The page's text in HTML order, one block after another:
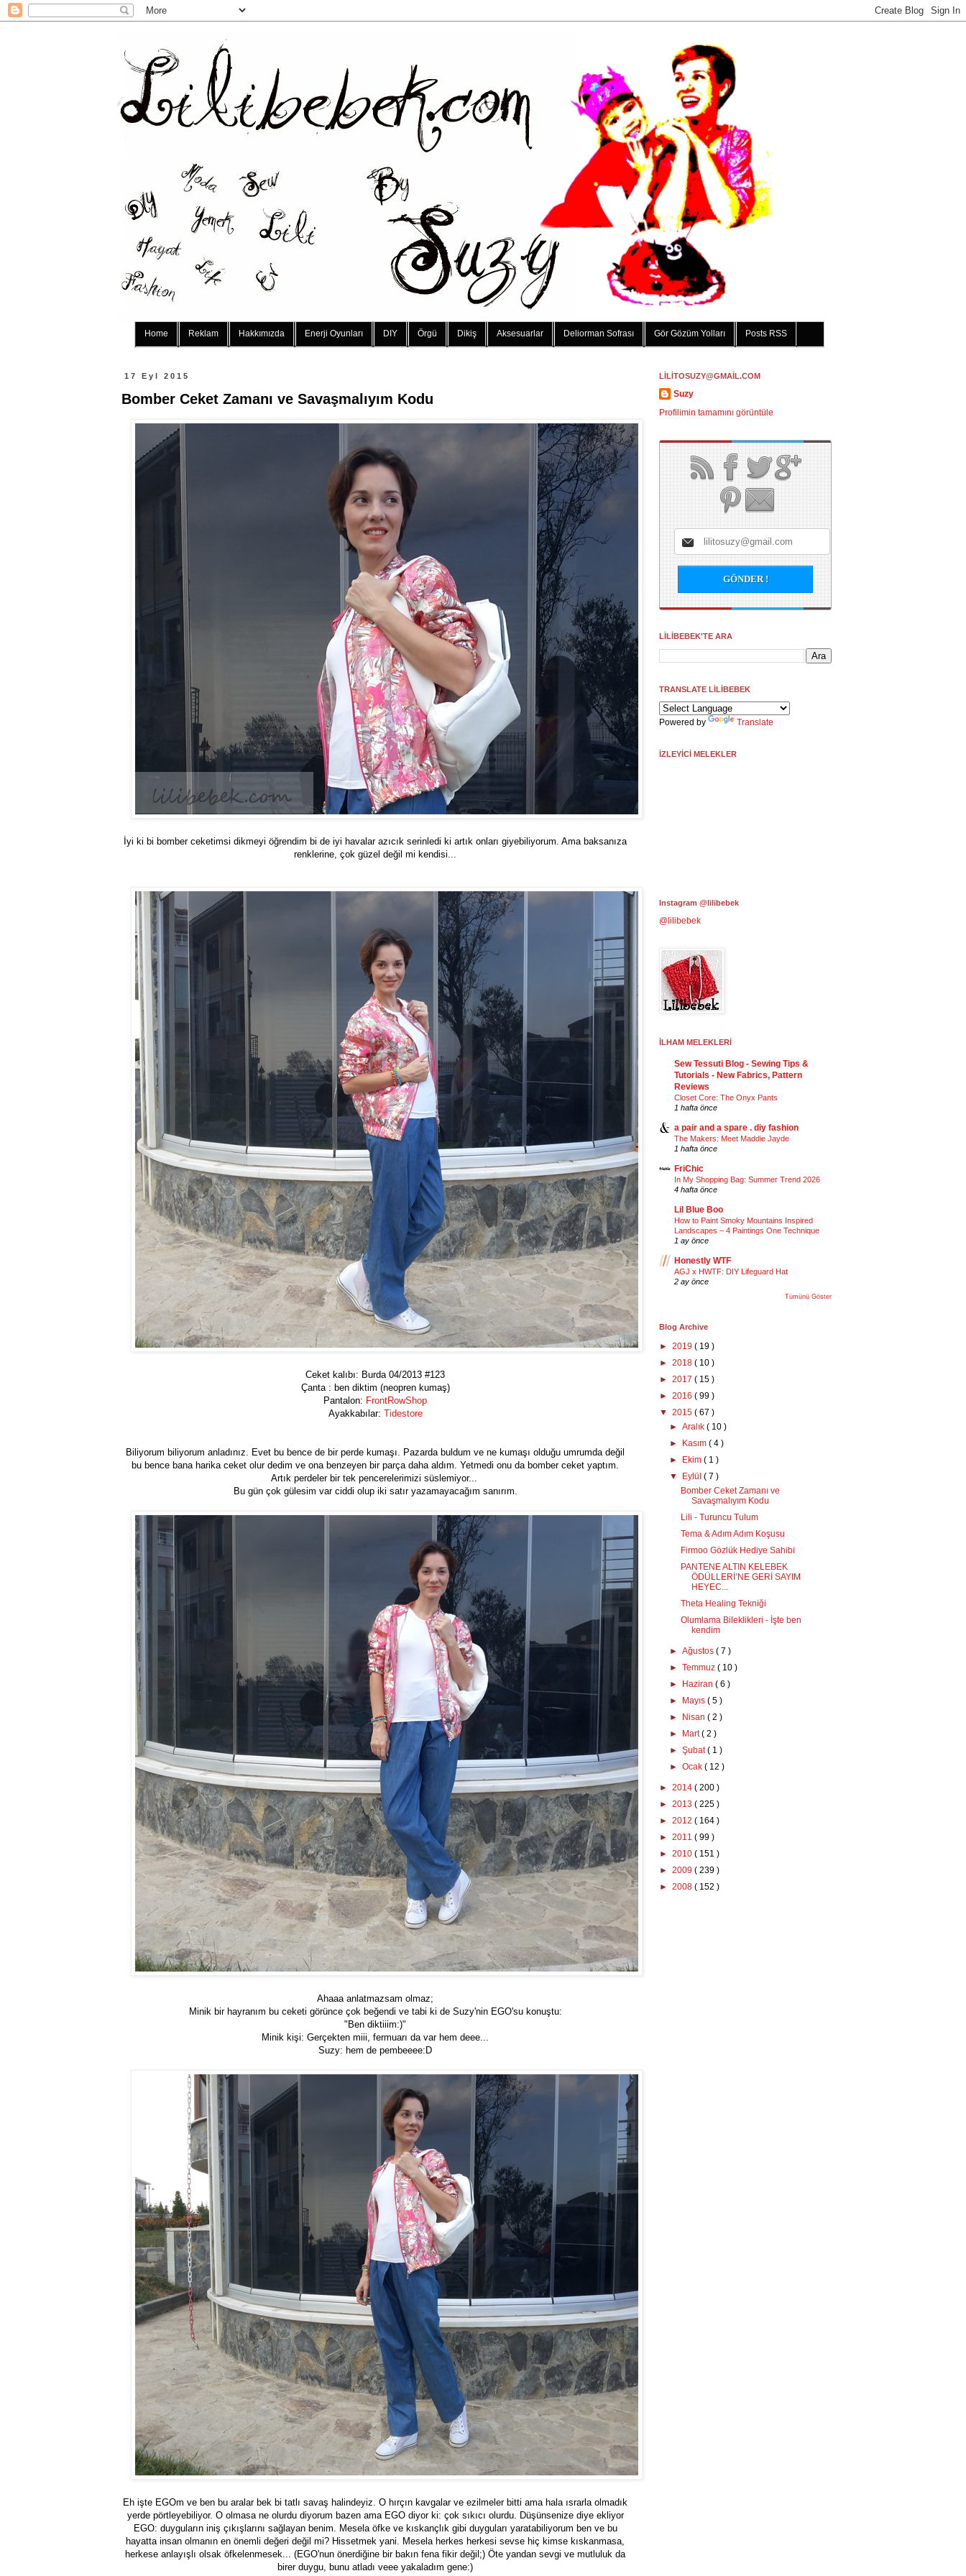
Home Reklam Hakkımızda Enerji Oyunları DIY Örgü Dikiş Aksesuarlar Deliorman Sofrası Gör Gözüm Yolları Posts RSS
17 Eyl 2015
Bomber Ceket Zamanı ve Savaşmalıyım Kodu
İyi ki bi bomber ceketimsi dikmeyi öğrendim bi de iyi havalar azıcık serinledi ki artık onları giyebiliyorum. Ama baksanıza
renklerine, çok güzel değil mi kendisi...
Ceket kalıbı: Burda 04/2013 #123
Çanta : ben diktim (neopren kumaş)
Pantalon: FrontRowShop
Ayakkabılar: Tidestore
Biliyorum biliyorum anladınız. Evet bu bence de bir perde kumaşı. Pazarda buldum ve ne kumaşı olduğu umrumda değil
bu bence bana harika ceket olur dedim ve ona benzeyen bir parça daha aldım. Yetmedi onu da bomber ceket yaptım.
Artık perdeler bir tek pencerelerimizi süslemiyor...
Bu gün çok gülesim var ciddi olup iki satır yazamayacağım sanırım.
Ahaaa anlatmazsam olmaz;
Minik bir hayranım bu ceketi görünce çok beğendi ve tabi ki de Suzy'nin EGO'su konuştu:
"Ben diktiiim:)"
Minik kişi: Gerçekten miii, fermuarı da var hem deee...
Suzy: hem de pembeeee:D
Eh işte EGOm ve ben bu aralar bek bi tatlı savaş halindeyiz. O hırçın kavgalar ve ezilmeler bitti ama hala ısrarla olmadık
yerde pörtleyebiliyor. O olmasa ne olurdu diyorum bazen ama EGO diyor ki: çok sıkıcı olurdu. Düşünsenize diye ekliyor
EGO: duyguların iniş çıkışlarını sağlayan benim. Mesela öfke ve kıskançlık gibi duyguları yaratabiliyorum ben ve bu
hayatta insan olmanın en önemli değeri değil mi? Hissetmek yani. Mesela herkes herkesi sevse hiç kimse kıskanmasa,
herkese anlayışlı olsak öfkelenmesek... (EGO'nun önerdiğine bir bakın fena fikir değil;) Öte yandan sevgi ve mutluluk da
birer duygu, bunu atladı veee yakaladım gene:)
LİLİTOSUZY@GMAİL.COM
Suzy
Profilimin tamamını görüntüle
LİLİBEBEK'TE ARA
TRANSLATE LİLİBEBEK
Powered by Translate
İZLEYİCİ MELEKLER
Instagram @lilibebek
@lilibebek
İLHAM MELEKLERİ
Sew Tessuti Blog - Sewing Tips &
Tutorials - New Fabrics, Pattern
Reviews
Closet Core: The Onyx Pants
1 hafta önce
a pair and a spare . diy fashion
The Makers: Meet Maddie Jayde
1 hafta önce
FriChic
In My Shopping Bag: Summer Trend 2026
4 hafta önce
Lil Blue Boo
How to Paint Smoky Mountains Inspired
Landscapes – 4 Paintings One Technique
1 ay önce
Honestly WTF
AGJ x HWTF: DIY Lifeguard Hat
2 ay önce
Tümünü Göster
Blog Archive
► 2019 ( 19 )
► 2018 ( 10 )
► 2017 ( 15 )
► 2016 ( 99 )
▼ 2015 ( 67 )
►Aralık( 10 )
►
Kasım( 4 )
►
Ekim( 1 )
▼
Eylül( 7 )
Bomber Ceket Zamanı ve
Savaşmalıyım Kodu
Lili - Turuncu Tulum
Tema & Adım Adım Koşusu
Firmoo Gözlük Hediye Sahibi
PANTENE ALTIN KELEBEK
ÖDÜLLERİ’NE GERİ SAYIM
HEYEC...
Theta Healing Tekniği
Olumlama Bileklikleri - İşte ben
kendim
►Ağustos( 7 )
►Temmuz( 10 )
►
Haziran( 6 )
►
Mayıs( 5 )
►
Nisan( 2 )
►
Mart( 2 )
►Şubat( 1 )
►Ocak( 12 )
► 2014 ( 200 )
► 2013 ( 225 )
► 2012 ( 164 )
► 2011 ( 99 )
► 2010 ( 151 )
► 2009 ( 239 )
► 2008 ( 152 )